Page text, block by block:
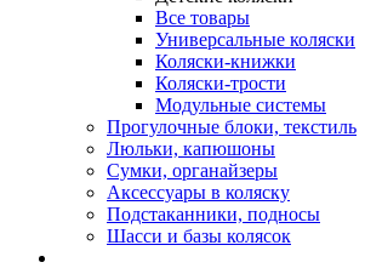
Все товары
Универсальные коляски
Коляски-книжки
Коляски-трости
Модульные системы
Прогулочные блоки, текстиль
Люльки, капюшоны
Сумки, органайзеры
Аксессуары в коляску
Подстаканники, подносы
Шасси и базы колясок